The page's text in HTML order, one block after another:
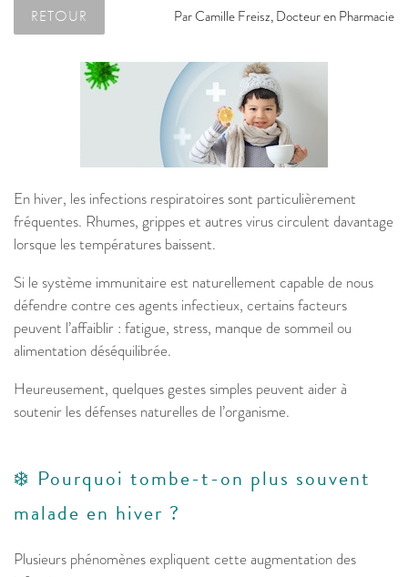
RETOUR ParCamille Freisz, Docteur en Pharmacie
En hiver, les infections respiratoires sont particulièrement
fréquentes. Rhumes, grippes et autres virus circulent davantage
lorsque les températures baissent.
Si le système immunitaire est naturellement capable de nous
défendre contre ces agents infectieux, certains facteurs
peuvent l’affaiblir : fatigue, stress, manque de sommeil ou
alimentation déséquilibrée.
Heureusement, quelques gestes simples peuvent aider à
soutenir les défenses naturelles de l’organisme.
❄️ Pourquoi tombe-t-on plus souvent
malade en hiver ?
Plusieurs phénomènes expliquent cette augmentation des